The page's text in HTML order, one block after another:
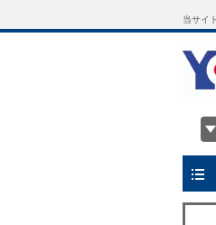
当サイ